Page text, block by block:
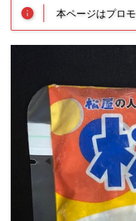
本ページはプロ